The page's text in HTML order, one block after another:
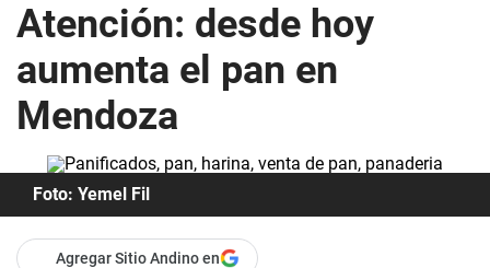
Atención: desde hoy
aumenta el pan en
Mendoza
Foto: Yemel Fil
Agregar Sitio Andino en